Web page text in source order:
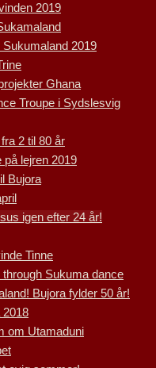
2019
2019
Ghana
Troupe i Sydslesvig
2 til 80 år
lejren 2019
Bujora
igen efter 24 år!
Tinne
through Sukuma dance
Bujora fylder 50 år!
om Utamaduni